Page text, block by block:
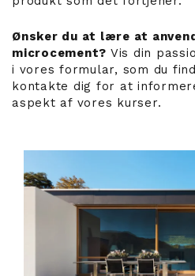
Ønsker du at lære at
microcement? Vis din
i vores formular, som du
kontakte dig for at
aspekt af vores kurser.